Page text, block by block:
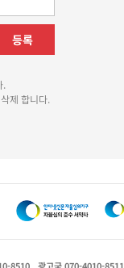
등록
.
제 합니다.
8510 광고국 070-4010-8511